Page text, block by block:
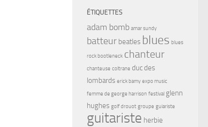
ÉTIQUETTES
adam bomb amar sundy
batteur beatles blues blues
rock bootleneck chanteur
chanteuse coltrane duc des
lombards erick bamy expo music
femme de george harrison festival glenn
hughes golf drouot groupe guiariste
guitariste herbie